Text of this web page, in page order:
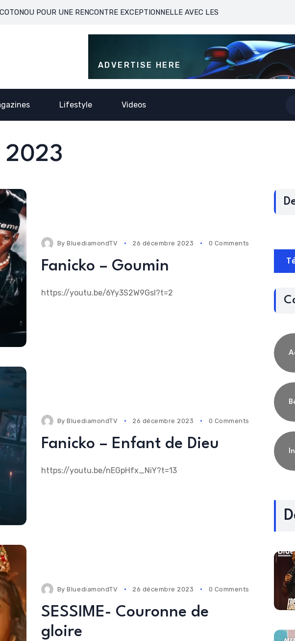
UNE RENCONTRE EXCEPTIONNELLE AVEC LES FANS ZIDANE DE RETOUR
ADVERTISE HERE
Lifestyle Videos
2023
ByBluediamondTV 26 décembre 2023 0 Comments
Fanicko – Goumin
https://youtu.be/6Yy3S2W9GsI?t=2
ByBluediamondTV 26 décembre 2023 0 Comments
Fanicko – Enfant de Dieu
https://youtu.be/nEGpHfx_NiY?t=13
ByBluediamondTV 26 décembre 2023 0 Comments
SESSIME- Couronne de
gloire